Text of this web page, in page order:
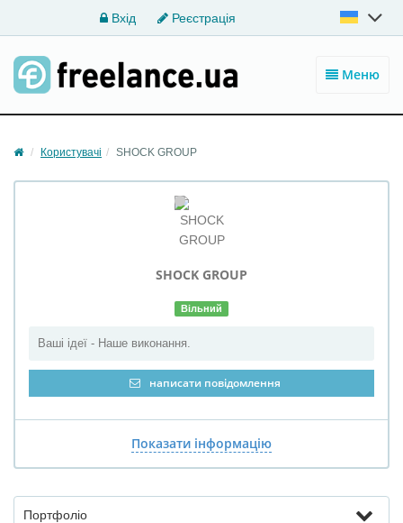
Вхід Реєстрація
Меню
Користувачі SHOCK GROUP
SHOCK GROUP
Вільний
Ваші ідеї - Наше виконання.
написати повідомлення
Показати інформацію
Портфоліо